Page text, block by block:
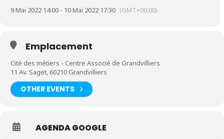
Mardi 11 > 14h : Simulation d’entretien
9 Mai 2022 14:00 - 10 Mai 2022 17:30 (GMT+00:00)
Emplacement
Cité des métiers - Centre Associé de Grandvilliers
11 Av. Saget, 60210 Grandvilliers
OTHER EVENTS
AGENDA GOOGLE